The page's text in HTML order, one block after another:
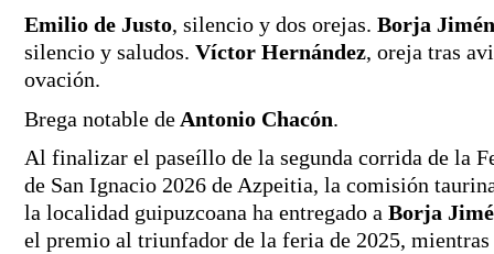
Emilio de Justo, silencio y dos orejas. Borja
silencio y saludos. Víctor Hernández, oreja tras
ovación.
Brega notable de Antonio Chacón.
Al finalizar el paseíllo de la segunda corrida de la
de San Ignacio 2026 de Azpeitia, la comisión
la localidad guipuzcoana ha entregado a Borja